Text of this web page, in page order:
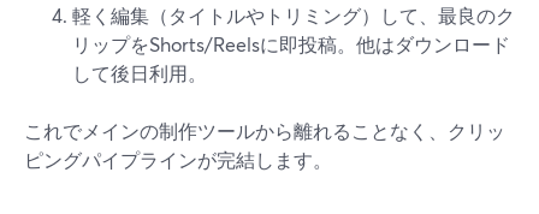
軽く編集（タイトルやトリミング）して、最良のク
リップをShorts/Reelsに即投稿。他はダウンロード
して後日利用。
これでメインの制作ツールから離れることなく、クリッ
ピングパイプラインが完結します。